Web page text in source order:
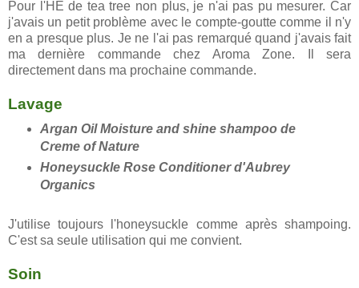
Pour l'HE de tea tree non plus, je n'ai pas pu mesurer. Car
j'avais un petit problème avec le compte-goutte comme il n'y
en a presque plus. Je ne l'ai pas remarqué quand j'avais fait
ma dernière commande chez Aroma Zone. Il sera
directement dans ma prochaine commande.
Lavage
Argan Oil Moisture and shine shampoo de
Creme of Nature
Honeysuckle Rose Conditioner d'Aubrey
Organics
J'utilise toujours l'honeysuckle comme après shampoing.
C'est sa seule utilisation qui me convient.
Soin